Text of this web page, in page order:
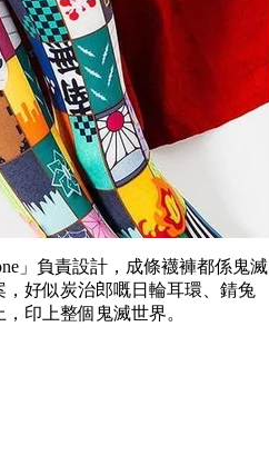
」負責設計，成條襪褲都係鬼滅
好似炭治郎嘅日輪耳環、錆兔
印上整個鬼滅世界。